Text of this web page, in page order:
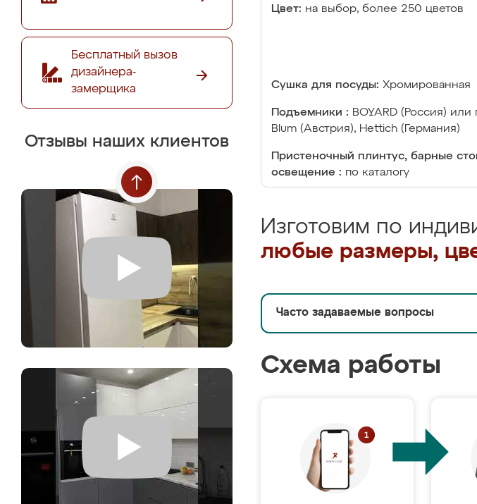
Бесплатный вызов
дизайнера-
замерщика
Отзывы наших клиентов
Цвет: на выбор, более 250 цветов
Сушка для посуды: Хромированная
Подъемники : BOYARD (Россия)
Blum (Австрия), Hettich (Германия)
Пристеночный плинтус, барные
освещение : по каталогу
Изготовим по
любые размеры,
Часто задаваемые вопросы
Схема работы